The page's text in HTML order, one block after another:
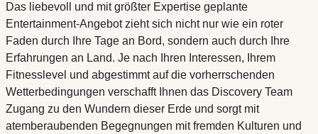
Das liebevoll und mit größter Expertise geplante
Entertainment-Angebot zieht sich nicht nur wie ein roter
Faden durch Ihre Tage an Bord, sondern auch durch Ihre
Erfahrungen an Land. Je nach Ihren Interessen, Ihrem
Fitnesslevel und abgestimmt auf die vorherrschenden
Wetterbedingungen verschafft Ihnen das Discovery Team
Zugang zu den Wundern dieser Erde und sorgt mit
atemberaubenden Begegnungen mit fremden Kulturen und